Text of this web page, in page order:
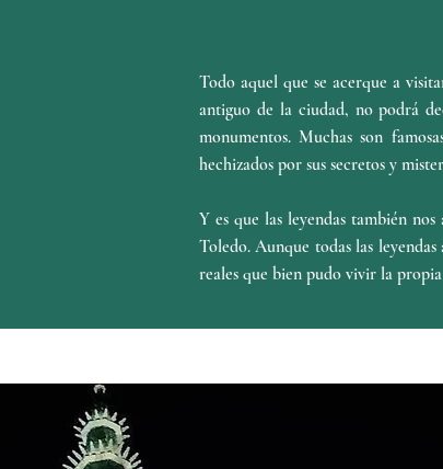
Todo aquel que se acerque a
antiguo de la ciudad, no podrá
monumentos. Muchas son
hechizados por sus secretos y
Y es que las leyendas también
Toledo. Aunque todas las
reales que bien pudo vivir la